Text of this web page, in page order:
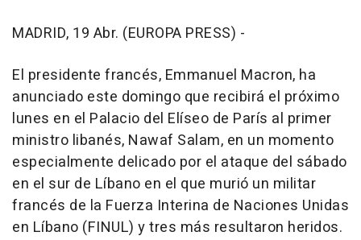
MADRID, 19 Abr. (EUROPA PRESS) -
El presidente francés, Emmanuel Macron, ha
anunciado este domingo que recibirá el próximo
lunes en el Palacio del Elíseo de París al primer
ministro libanés, Nawaf Salam, en un momento
especialmente delicado por el ataque del sábado
en el sur de Líbano en el que murió un militar
francés de la Fuerza Interina de Naciones Unidas
en Líbano (FINUL) y tres más resultaron heridos.